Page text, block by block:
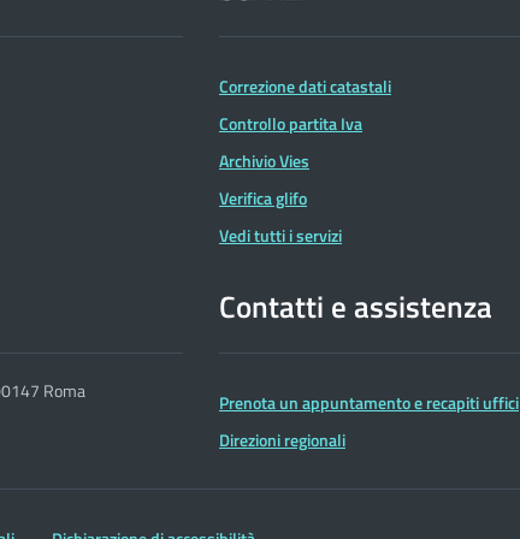
Correzione dati catastali
Controllo partita Iva
Archivio Vies
Verifica glifo
Vedi tutti i servizi
Roma
Contatti e assistenza
Prenota un appuntamento e recapiti uffici
Direzioni regionali